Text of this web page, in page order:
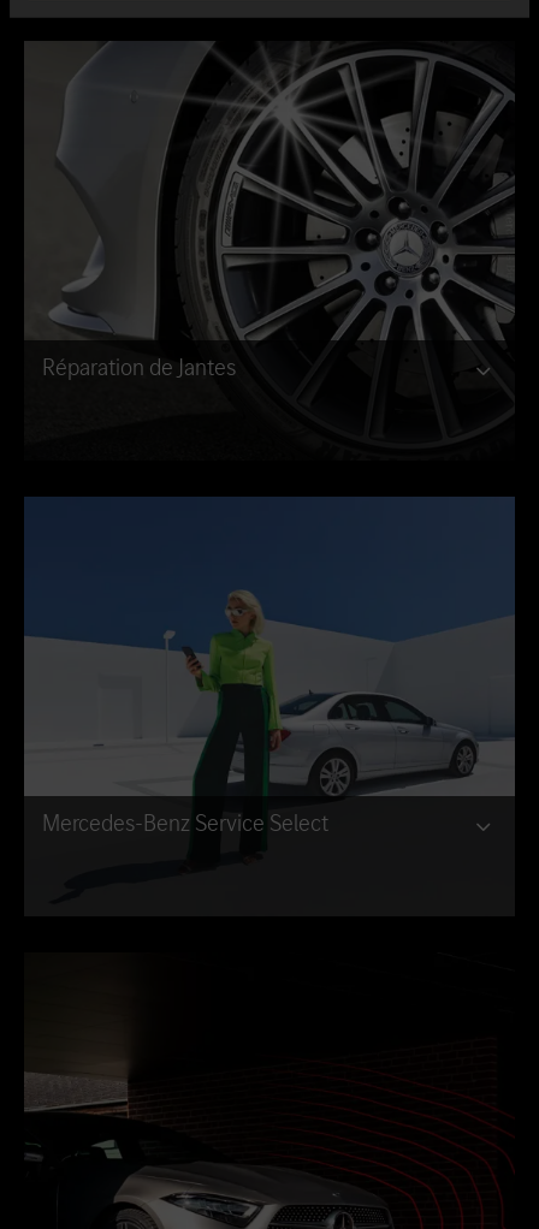
Réparation de Jantes
Mercedes-Benz Service Select